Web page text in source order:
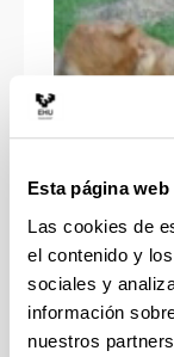
Esta página
Las cookies de
el contenido y
sociales y
información
nuestros